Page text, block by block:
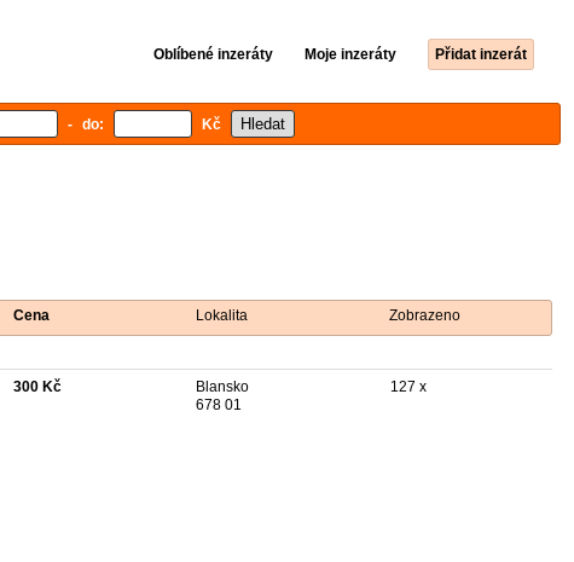
Oblíbené inzeráty Moje inzeráty Přidat inzerát
- do: Kč
Cena Lokalita Zobrazeno
300 Kč
Blansko
678 01
127 x